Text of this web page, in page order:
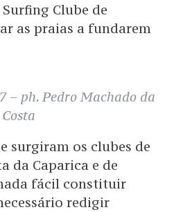
Clube de
as praias a fundarem
– ph. Pedro Machado da
Costa
surgiram os clubes de
da Caparica e de
fácil constituir
redigir